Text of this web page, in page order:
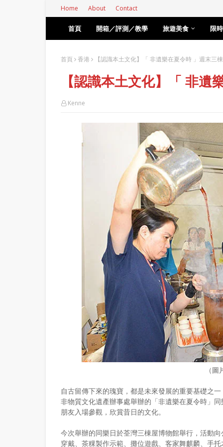
Home About Contact
首頁 開箱／評測／教學 旅遊美食 限
首頁 香港 【認識本土文化】「 非遺樂在夏令時 」週末三
【認識本土文化】「 非
Kenne
（
自古留傳下來的瑰寶，都是未來發展的重要基礎之
非物質文化遺產辦事處舉辦的「非遺樂在夏令時」
朋友入場參觀，欣賞昔日的文化。
今次舉辦的同樂日於荃灣三棟屋博物館舉行，活動
穿戴、茶粿製作示範、攤位遊戲、客家舞麒麟、手